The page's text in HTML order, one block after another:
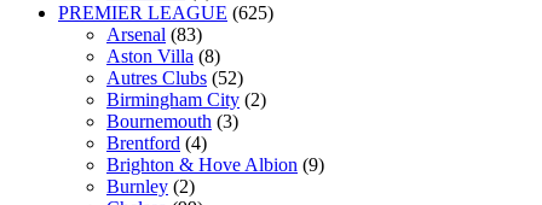
PREMIER LEAGUE (625)
Arsenal (83)
Aston Villa (8)
Autres Clubs (52)
Birmingham City (2)
Bournemouth (3)
Brentford (4)
Brighton & Hove Albion (9)
Burnley (2)